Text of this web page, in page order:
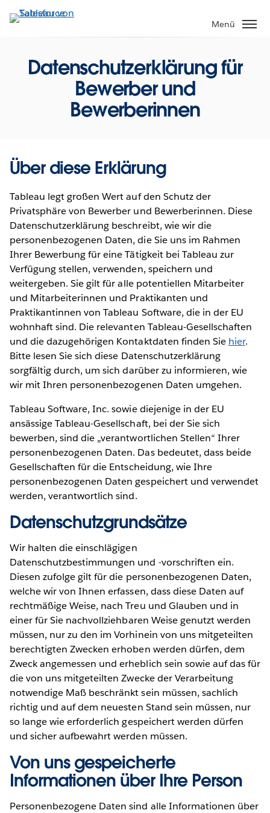
Direkt
zum
Menü
Datenschutzerklärung für
Bewerber und
Bewerberinnen
Über diese Erklärung
Tableau legt großen Wert auf den Schutz der
Privatsphäre von Bewerber und Bewerberinnen. Diese
Datenschutzerklärung beschreibt, wie wir die
personenbezogenen Daten, die Sie uns im Rahmen
Ihrer Bewerbung für eine Tätigkeit bei Tableau zur
Verfügung stellen, verwenden, speichern und
weitergeben. Sie gilt für alle potentiellen Mitarbeiter
und Mitarbeiterinnen und Praktikanten und
Praktikantinnen von Tableau Software, die in der EU
wohnhaft sind. Die relevanten Tableau-Gesellschaften
und die dazugehörigen Kontaktdaten finden Sie hier.
Bitte lesen Sie sich diese Datenschutzerklärung
sorgfältig durch, um sich darüber zu informieren, wie
wir mit Ihren personenbezogenen Daten umgehen.
Tableau Software, Inc. sowie diejenige in der EU
ansässige Tableau-Gesellschaft, bei der Sie sich
bewerben, sind die „verantwortlichen Stellen“ Ihrer
personenbezogenen Daten. Das bedeutet, dass beide
Gesellschaften für die Entscheidung, wie Ihre
personenbezogenen Daten gespeichert und verwendet
werden, verantwortlich sind.
Datenschutzgrundsätze
Wir halten die einschlägigen
Datenschutzbestimmungen und -vorschriften ein.
Diesen zufolge gilt für die personenbezogenen Daten,
welche wir von Ihnen erfassen, dass diese Daten auf
rechtmäßige Weise, nach Treu und Glauben und in
einer für Sie nachvollziehbaren Weise genutzt werden
müssen, nur zu den im Vorhinein von uns mitgeteilten
berechtigten Zwecken erhoben werden dürfen, dem
Zweck angemessen und erheblich sein sowie auf das für
die von uns mitgeteilten Zwecke der Verarbeitung
notwendige Maß beschränkt sein müssen, sachlich
richtig und auf dem neuesten Stand sein müssen, nur
so lange wie erforderlich gespeichert werden dürfen
und sicher aufbewahrt werden müssen.
Von uns gespeicherte
Informationen über Ihre Person
Personenbezogene Daten sind alle Informationen über